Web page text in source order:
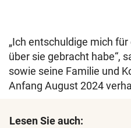
„Ich entschuldige mich
über sie gebracht habe“,
sowie seine Familie und
Anfang August 2024
Lesen Sie auch: